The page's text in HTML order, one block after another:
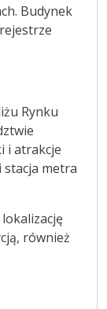
Budynek
Rynku
i atrakcje
metra
również